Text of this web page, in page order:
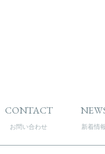
CONTACT
お問い合わせ 新着情報